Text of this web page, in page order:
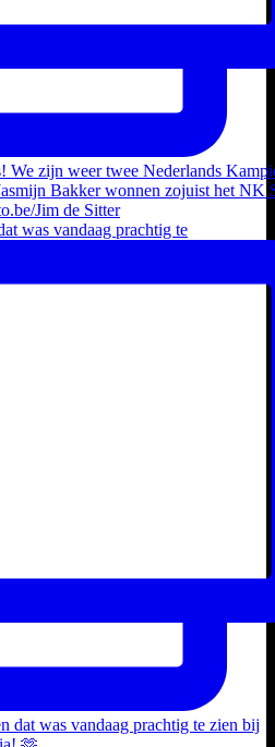
was vandaag prachtig te